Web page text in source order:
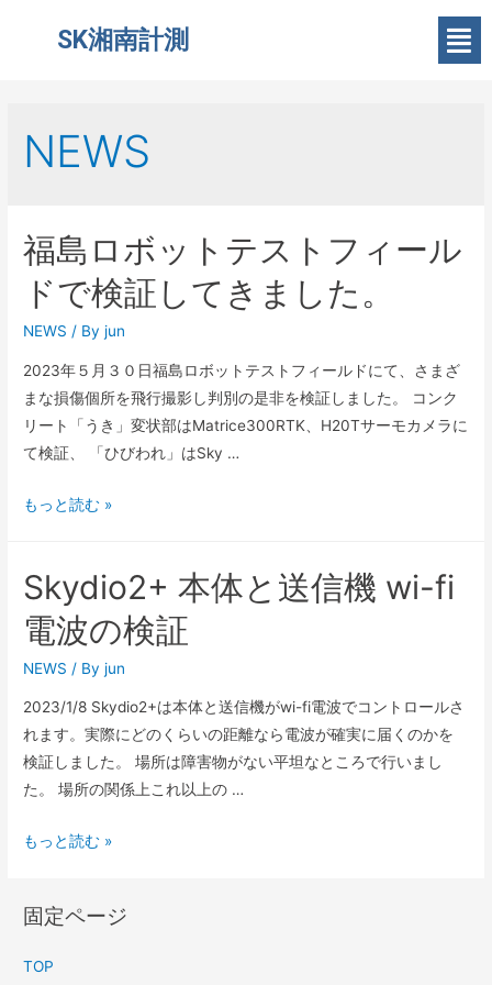
SK湘南計測
NEWS
福島ロボットテストフィール
ドで検証してきました。
NEWS / Byjun
2023年５月３０日福島ロボットテストフィールドにて、さまざ
まな損傷個所を飛行撮影し判別の是非を検証しました。 コンク
リート「うき」変状部はMatrice300RTK、H20Tサーモカメラに
て検証、 「ひびわれ」はSky …
もっと読む »
Skydio2+ 本体と送信機 wi-fi
電波の検証
NEWS / Byjun
2023/1/8 Skydio2+は本体と送信機がwi-fi電波でコントロールさ
れます。実際にどのくらいの距離なら電波が確実に届くのかを
検証しました。 場所は障害物がない平坦なところで行いまし
た。 場所の関係上これ以上の …
もっと読む »
固定ページ
TOP